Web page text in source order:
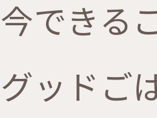
今できる
グッドご